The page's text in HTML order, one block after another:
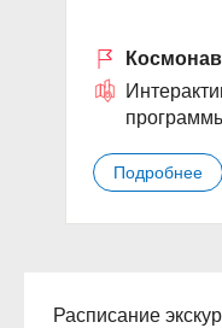
Подробнее
Расписание